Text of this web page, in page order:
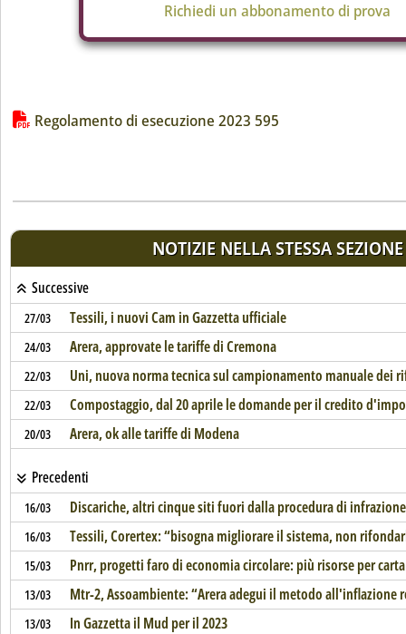
Richiedi un abbonamento di prova
Lista allegati PDF alla notizia
Regolamento di esecuzione 2023 595
NOTIZIE NELLA STESSA SEZIONE
Successive
27/03 Tessili, i nuovi Cam in Gazzetta ufficiale
24/03 Arera, approvate le tariffe di Cremona
22/03 Uni, nuova norma tecnica sul campionamento manuale dei
22/03 Compostaggio, dal 20 aprile le domande per il credito
20/03 Arera, ok alle tariffe di Modena
Precedenti
16/03 Discariche, altri cinque siti fuori dalla procedura di infrazione
16/03 Tessili, Corertex: “bisogna migliorare il sistema, non
15/03 Pnrr, progetti faro di economia circolare: più risorse per
13/03 Mtr-2, Assoambiente: “Arera adegui il metodo all'inflazione
13/03 In Gazzetta il Mud per il 2023